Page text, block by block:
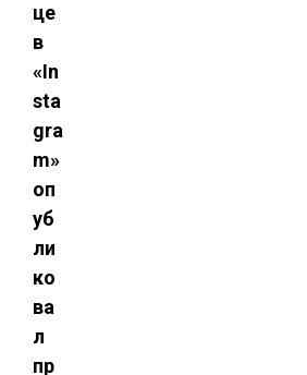
це
в
«In
sta
gra
m»
оп
уб
ли
ко
ва
л
пр